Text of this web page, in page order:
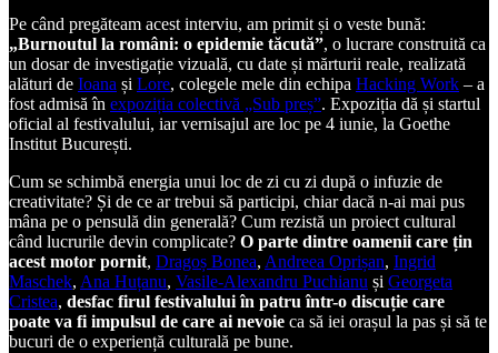
Pe când pregăteam acest interviu, am primit și o veste bună:
„Burnoutul la români: o epidemie tăcută”, o lucrare construită ca
un dosar de investigație vizuală, cu date și mărturii reale, realizată
alături de Ioana și Lore, colegele mele din echipa Hacking Work – a
fost admisă în expoziția colectivă „Sub preș”. Expoziția dă și startul
oficial al festivalului, iar vernisajul are loc pe 4 iunie, la Goethe
Institut București.
Cum se schimbă energia unui loc de zi cu zi după o infuzie de
creativitate? Și de ce ar trebui să participi, chiar dacă n-ai mai pus
mâna pe o pensulă din generală? Cum rezistă un proiect cultural
când lucrurile devin complicate? O parte dintre oamenii care țin
acest motor pornit, Dragoș Bonea, Andreea Oprișan, Ingrid
Maschek, Ana Huțanu, Vasile-Alexandru Puchianu și Georgeta
Cristea, desfac firul festivalului în patru într-o discuție care
poate va fi impulsul de care ai nevoie ca să iei orașul la pas și să te
bucuri de o experiență culturală pe bune.